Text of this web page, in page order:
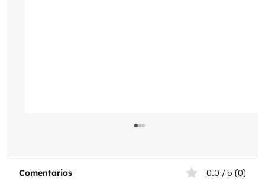
Comentarios 0.0 / 5 (0)